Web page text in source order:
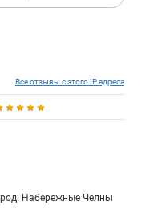
Все отзывы с этого IP адреса
Набережные Челны